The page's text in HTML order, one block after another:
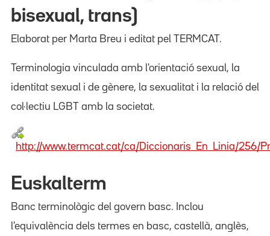
bisexual, trans)
Elaborat per Marta Breu i editat pel TERMCAT.
Terminologia vinculada amb l'orientació sexual, la
identitat sexual i de gènere, la sexualitat i la relació del
col·lectiu LGBT amb la societat.
http://www.termcat.cat/ca/Diccionaris_En_Linia/256/
Euskalterm
Banc terminològic del govern basc. Inclou
l'equivalència dels termes en basc, castellà, anglès,